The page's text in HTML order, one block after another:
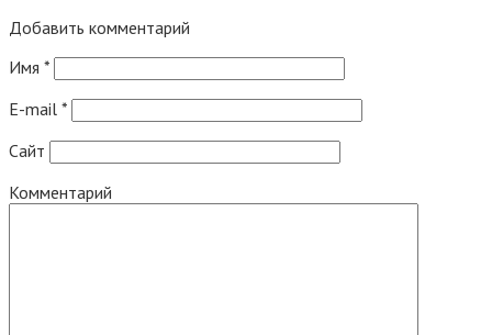
Добавить комментарий
Имя *
E-mail *
Сайт
Комментарий